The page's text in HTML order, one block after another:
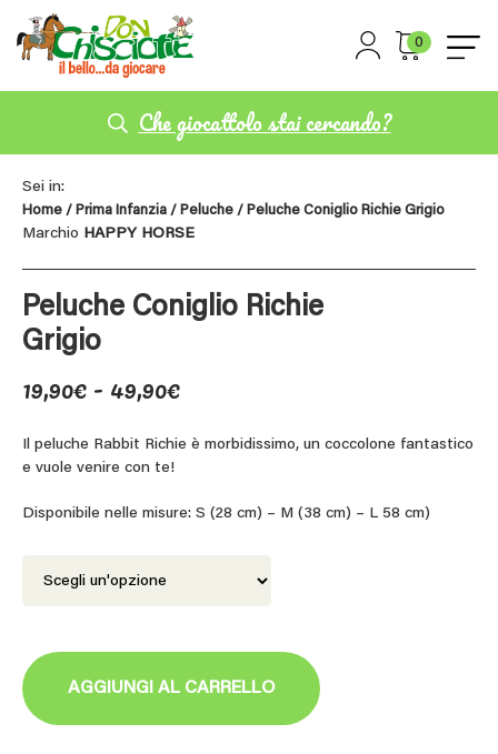
0
Che giocattolo stai cercando?
Sei in:
Home / Prima Infanzia / Peluche / Peluche Coniglio Richie Grigio
Marchio HAPPY HORSE
Peluche Coniglio Richie
Grigio
19,90€- 49,90€Fascia
prezzo:
19,90€
Il peluche Rabbit Richie è morbidissimo, un coccolone fantastico
e vuole venire con te!
Disponibile nelle misure: S (28 cm) – M (38 cm) – L 58 cm)
AGGIUNGI AL CARRELLO